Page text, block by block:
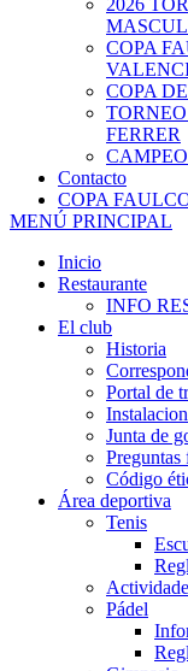
2026
COPA
COPA
FERRER
Contacto
COPA
MENÚ PRINCIPAL
Inicio
Restaurante
INFO
El club
Historia
Portal de
Junta de
Preguntas
Código
Área deportiva
Tenis
Pádel